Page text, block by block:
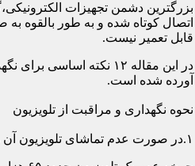
بزرگترین دشمن تجهیزات
اتصال کوتاه شده و به طور بالقوه
قابل تعمیر نیست.
در این مقاله ۱۲ نکته
آورده شده است.
نحوه نگهداری و مراقبت از تلویزیون
۱.در صورت عدم تماشای تلویزیون آن را خاموش کنید